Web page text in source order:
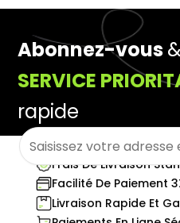
Abonnez-vous
SERVICE
rapide
Frais De Livraison
Facilité De Paiement
Livraison Rapide Et